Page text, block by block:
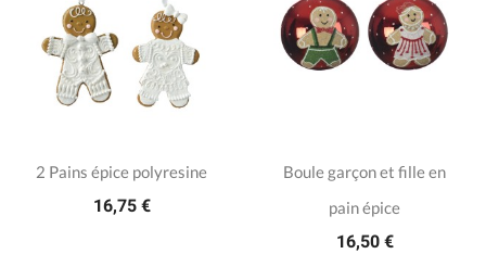
2 Pains épice polyresine
16,75 €
Boule garçon et fille en
pain épice
16,50 €